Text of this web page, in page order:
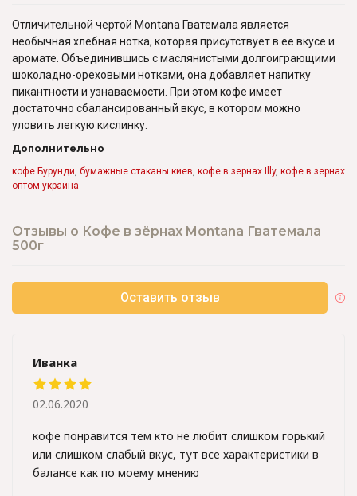
Отличительной чертой Montana Гватемала является
необычная хлебная нотка, которая присутствует в ее вкусе и
аромате. Объединившись с маслянистыми долгоиграющими
шоколадно-ореховыми нотками, она добавляет напитку
пикантности и узнаваемости. При этом кофе имеет
достаточно сбалансированный вкус, в котором можно
уловить легкую кислинку.
Дополнительно
кофе Бурунди, бумажные стаканы киев, кофе в зернах Illy, кофе в зернах
оптом украина
Отзывы о Кофе в зёрнах Montana Гватемала
500г
Оставить отзыв
Иванка
кофе понравится тем кто не любит слишком горький
или слишком слабый вкус, тут все характеристики в
балансе как по моему мнению
02.06.2020